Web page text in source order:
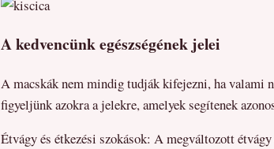
A kedvencünk egészségének jelei
A macskák nem mindig tudják kifejezni, ha valami
figyeljünk azokra a jelekre, amelyek segítenek
Étvágy és étkezési szokások: A megváltozott